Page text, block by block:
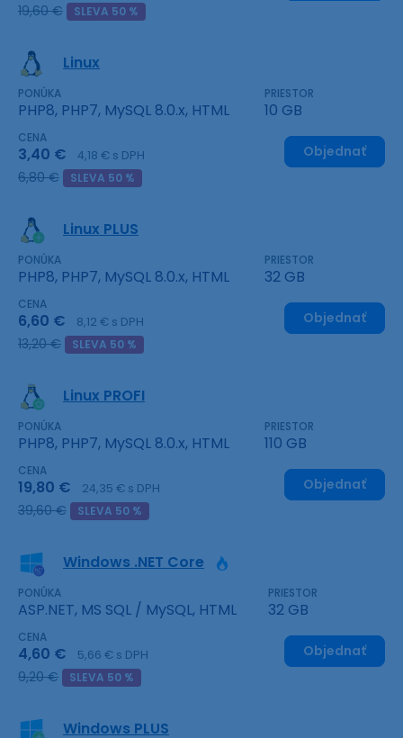
19,60 € SLEVA 50 %
Linux
PONÚKA
PHP8, PHP7, MySQL 8.0.x, HTML
PRIESTOR
10 GB
CENA
3,40 € 4,18 € s DPH
6,80 € SLEVA 50 %
Objednať
Linux PLUS
PONÚKA
PHP8, PHP7, MySQL 8.0.x, HTML
PRIESTOR
32 GB
CENA
6,60 € 8,12 € s DPH
13,20 € SLEVA 50 %
Objednať
Linux PROFI
PONÚKA
PHP8, PHP7, MySQL 8.0.x, HTML
PRIESTOR
110 GB
CENA
19,80 € 24,35 € s DPH
39,60 € SLEVA 50 %
Objednať
Windows .NET Core
PONÚKA
ASP.NET, MS SQL / MySQL, HTML
PRIESTOR
32 GB
CENA
4,60 € 5,66 € s DPH
9,20 € SLEVA 50 %
Objednať
Windows PLUS